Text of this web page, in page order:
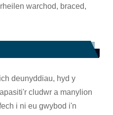
warchod, braced,
deunyddiau, hyd y
cludwr a manylion
i ni eu gwybod i'n